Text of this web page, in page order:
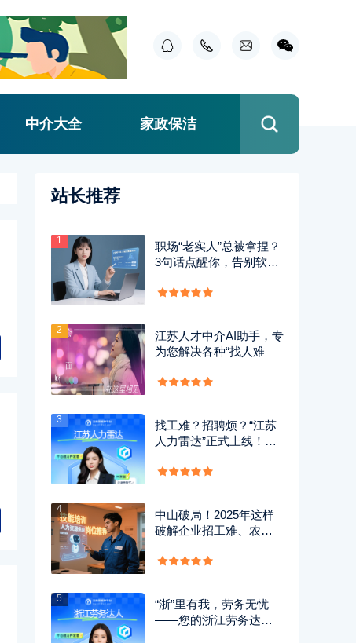
中介大全 家政保洁
站长推荐
1
职场“老实人”总被拿捏？
3句话点醒你，告别软柿
2
江苏人才中介AI助手，专
为您解决各种“找人难
3
找工难？招聘烦？“江苏
人力雷达”正式上线！一
体验！
4
中山破局！2025年这样
破解企业招工难、农民
5
“浙”里有我，劳务无忧
——您的浙江劳务达人